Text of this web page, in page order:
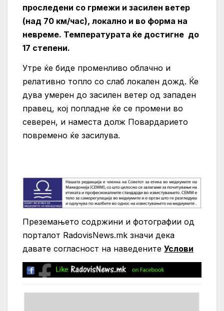
проследени со грмежи и засилен ветер
(над 70 км/час), локално и во форма на
невреме. Температурата ќе достигне до
17 степени.
Утре ќе биде променливо облачно и
релативно топло со слаб локален дожд. Ќе
дува умерен до засилен ветер од западен
правец, кој попладне ќе се промени во
северен, и наместа долж Повардарието
повремено ќе засилува.
Преземањето содржини и фотографии од
порталот RadovisNews.mk значи дека
давате согласност на нaведените Услови